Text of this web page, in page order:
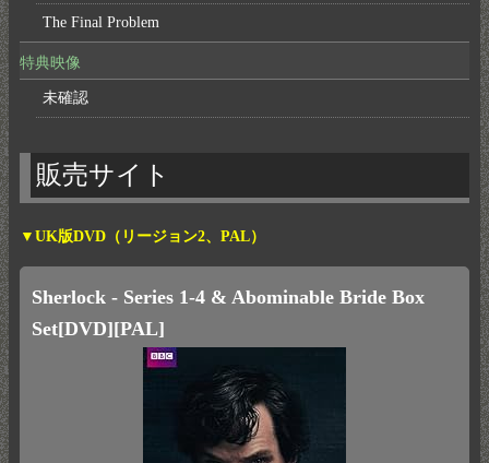
The Final Problem
特典映像
未確認
販売サイト
▼UK版DVD（リージョン2、PAL）
Sherlock - Series 1-4 & Abominable Bride Box
Set[DVD][PAL]